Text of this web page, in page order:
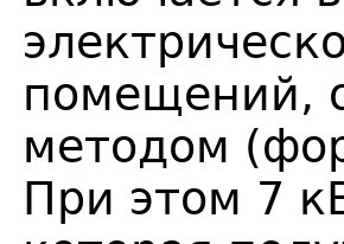
помещений,
методом
При этом 7